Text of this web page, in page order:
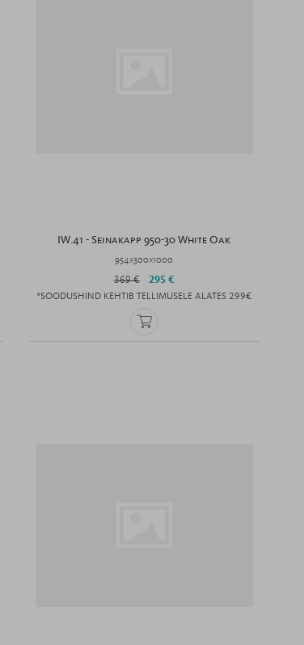
IW.41 - Seinakapp 950-30 White Oak
954x300x1000
369 € 295 €
*SOODUSHIND KEHTIB TELLIMUSELE ALATES 299€